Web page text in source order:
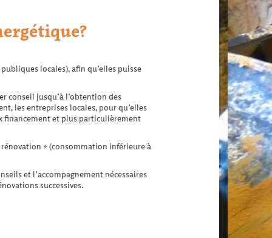
locales), afin qu’elles puisse
conseil jusqu’à l’obtention des
les entreprises locales, pour qu’elles
financement et plus particulièrement
» (consommation inférieure à
et l’accompagnement nécessaires
successives.